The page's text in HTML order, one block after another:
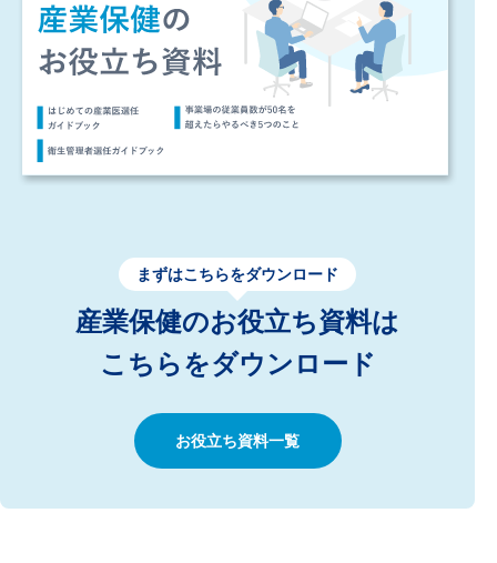
まずはこちらをダウンロード
産業保健のお役立ち資料は
こちらをダウンロード
お役立ち資料一覧